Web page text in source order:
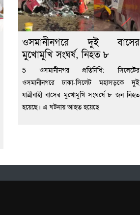
ওসমানীনগরে দুই বাসের
মুখোমুখি সংঘর্ষ, নিহত ৮
5 ওসমানীনগর প্রতিনিধি: সিলেটের
ওসমানীনগরে ঢাকা-সিলেট মহাসড়কে দুই
যাত্রীবাহী বাসের মুখোমুখি সংঘর্ষে ৮ জন নিহত
হয়েছে। এ ঘটনায় আহত হয়েছে